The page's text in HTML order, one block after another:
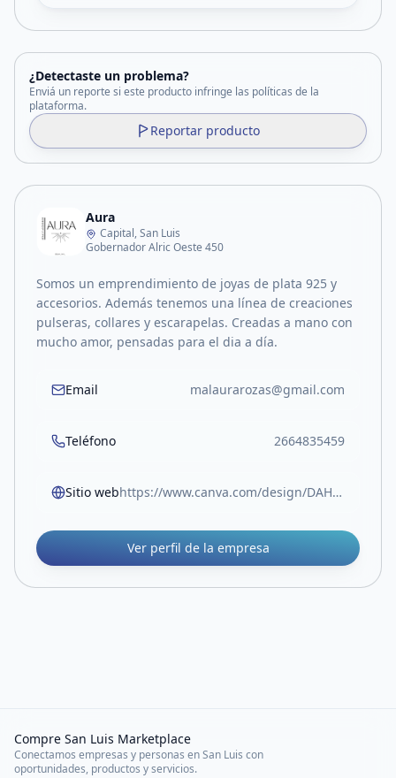
¿Detectaste un problema?
Enviá un reporte si este producto infringe las políticas de la
plataforma.
Reportar producto
Aura
Capital, San Luis
Gobernador Alric Oeste 450
Somos un emprendimiento de joyas de plata 925 y
accesorios. Además tenemos una línea de creaciones
pulseras, collares y escarapelas. Creadas a mano con
mucho amor, pensadas para el dia a día.
Email malaurarozas@gmail.com
Teléfono 2664835459
Sitio web https://www.canva.com/design/DAHDpd5mOOU/zn1noEMUGQego4vNe4If2w/view?utm_content=DAHDpd5mOOU&utm_campaign=designshare&utm_medium=link2&utm_source=uniquelinks&utlId=ha58ccd21a6
Ver perfil de la empresa
Compre San Luis Marketplace
Conectamos empresas y personas en San Luis con
oportunidades, productos y servicios.